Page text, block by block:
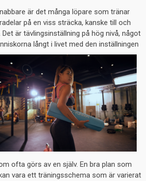
är det många löpare som tränar
på en viss sträcka, kanske till och
är tävlingsinställning på hög nivå, något
långt i livet med den inställningen
ofta görs av en själv. En bra plan som
vara ett träningsschema som är varierat